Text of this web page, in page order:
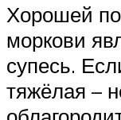
Хорошей
моркови
супесь.
тяжёлая –